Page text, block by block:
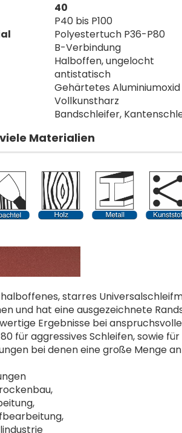
40
P40 bis P100
Polyestertuch P36-P80
B-Verbindung
Halboffen, ungelocht
antistatisch
Gehärtetes
Vollkunstharz
Bandschleifer,
Materialien
halboffenes, starres
und hat eine ausgezeichnete
Ergebnisse bei
für aggressives Schleifen, sowie
bei denen eine große Menge